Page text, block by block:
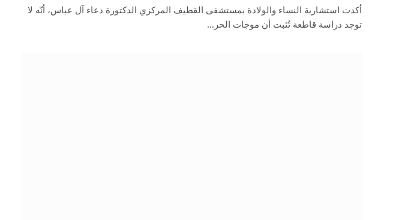
أكدت استشارية النساء والولادة بمستشفى القطيف المركزي الدكتورة دعاء آل عباس، أنّه لا
توجد دراسة قاطعة تُثبت أن موجات الحر…